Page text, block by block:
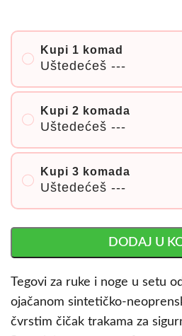
Kupi 1 komad
Uštedećeš ---
Kupi 2 komada
Uštedećeš ---
Kupi 3 komada
Uštedećeš ---
DODAJ U
Tegovi za ruke i noge u setu
ojačanom sintetičko-
čvrstim čičak trakama za